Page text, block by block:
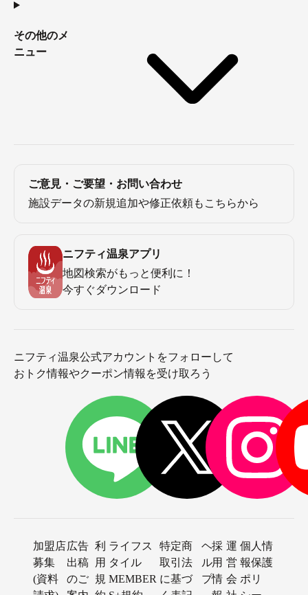
その他のメ
ニュー
ご意見・ご要望・お問い合わせ
施設データの新規追加や修正依頼もこちらから
ニフティ温泉アプリ
地図検索がもっと便利に！
今すぐダウンロード
ニフティ温泉公式アカウントをフォローして
おトク情報やクーポン情報を受け取ろう
加盟店
募集
(資料
広告
出稿
のご
利
用
規
ライフス
タイル
MEMBER
特定商
取引法
に基づ
ヘ
ル
プ
採
用
情
運
営
会
個人情
報保護
ポリ